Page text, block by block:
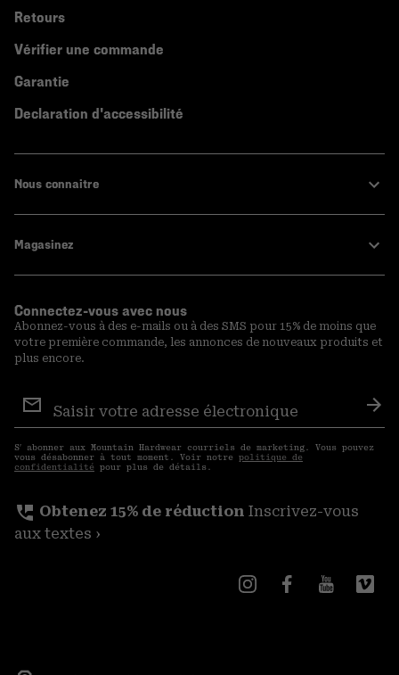
Retours
Vérifier une commande
Garantie
Declaration d'accessibilité
Nous connaitre
Magasinez
Connectez-vous avec nous
Abonnez-vous à des e-mails ou à des SMS pour 15% de moins que
votre première commande, les annonces de nouveaux produits et
plus encore.
aux
courriels
S′ abonner aux Mountain Hardwear courriels de marketing. Vous pouvez
vous désabonner à tout moment. Voir notre politique de
confidentialité pour plus de détails.
perm_phone_msg Obtenez 15% de réduction Inscrivez-vous
aux textes ›